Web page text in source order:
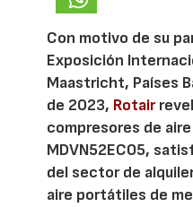
Con motivo de su
Exposición
Maastricht, Países
de 2023, Rotair
compresores de
MDVN52ECO5,
del sector de
aire portátiles de